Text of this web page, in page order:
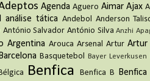
Agenda Aguero Aimar Ajax
análise tática Andebol Anderson
António Salvador António Silva Anzhi
Argentina Arouca Arsenal Artur Artur
Barcelona Basquetebol Bayer Leverkusen
Benfica Benfica B